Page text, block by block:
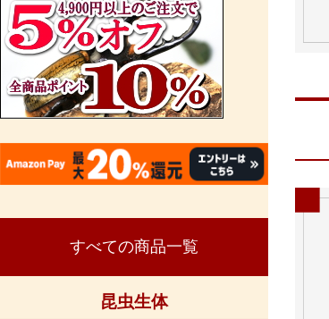
すべての商品一覧
昆虫生体